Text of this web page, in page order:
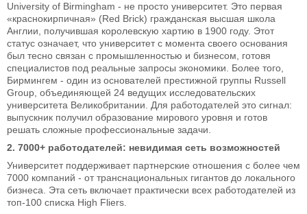
University of Birmingham - не просто университет. Это первая
«краснокирпичная» (Red Brick) гражданская высшая школа
Англии, получившая королевскую хартию в 1900 году. Этот
статус означает, что университет с момента своего основания
был тесно связан с промышленностью и бизнесом, готовя
специалистов под реальные запросы экономики. Более того,
Бирмингем - один из основателей престижной группы Russell
Group, объединяющей 24 ведущих исследовательских
университета Великобритании. Для работодателей это сигнал:
выпускник получил образование мирового уровня и готов
решать сложные профессиональные задачи.
2. 7000+ работодателей: невидимая сеть возможностей
Университет поддерживает партнерские отношения с более чем
7000 компаний - от транснациональных гигантов до локального
бизнеса. Эта сеть включает практически всех работодателей из
топ-100 списка High Fliers.